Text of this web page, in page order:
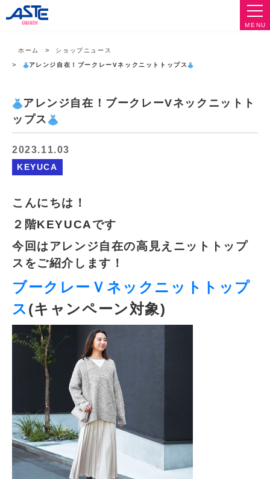
MENU
ホーム ショップニュース
アレンジ自在！ブークレーVネックニットトップス
アレンジ自在！ブークレーVネックニットト
ップス
2023.11.03
KEYUCA
こんにちは！
２階KEYUCAです
今回はアレンジ自在の高見えニットトップ
スをご紹介します！
ブークレーＶネックニットトップ
ス (キャンペーン対象)